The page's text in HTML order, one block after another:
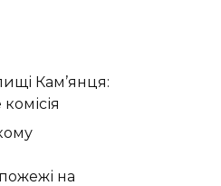
Кам’янця:
на